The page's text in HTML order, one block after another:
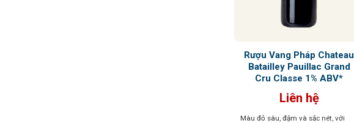
Rượu Vang Pháp Chateau
Batailley Pauillac Grand
Cru Classe 1% ABV*
Liên hệ
Màu đỏ sâu, đậm và sắc nét, với